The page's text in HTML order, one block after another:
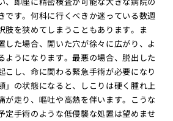
です。何科に行くべきか迷っている数週
肢を狭めてしまうこともあります。ま
した場合、開いた穴が徐々に広がり、よ
ようになります。最悪の場合、脱出した
こし、命に関わる緊急手術が必要になり
」の状態になると、しこりは硬く腫れ上
が走り、嘔吐や高熱を伴います。こうな
定手術のような低侵襲な処置は望めませ